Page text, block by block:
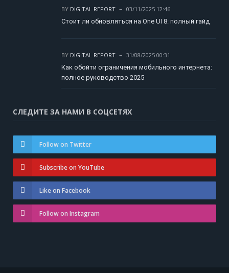
BY DIGITAL REPORT
03/11/2025 12:46
Стоит ли обновляться на One UI 8: полный гайд
BY DIGITAL REPORT
31/08/2025 00:31
Как обойти ограничения мобильного интернета:
полное руководство 2025
СЛЕДИТЕ ЗА НАМИ В СОЦСЕТЯХ
Follow on Twitter
Subscribe on YouTube
Like on Facebook
Follow on Instagram